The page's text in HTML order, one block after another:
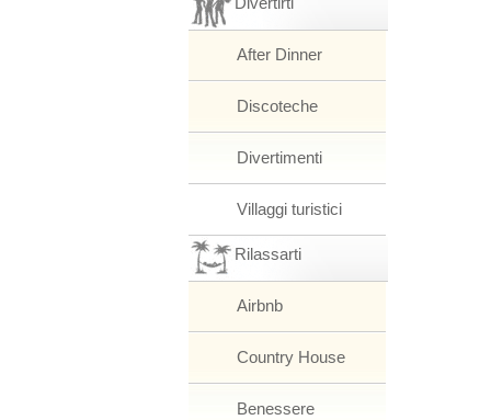
After Dinner
Discoteche
Divertimenti
Villaggi turistici
Rilassarti
Airbnb
Country House
Benessere